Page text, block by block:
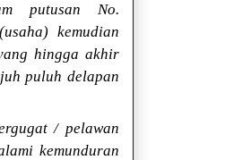
putusan No.
kemudian
hingga akhir
puluh delapan
/ pelawan
kemunduran